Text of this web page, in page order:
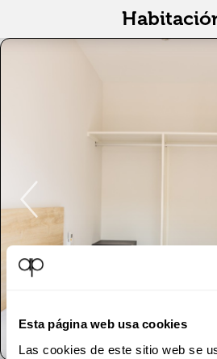
Esta página web usa cookies
Las cookies de este sitio web se